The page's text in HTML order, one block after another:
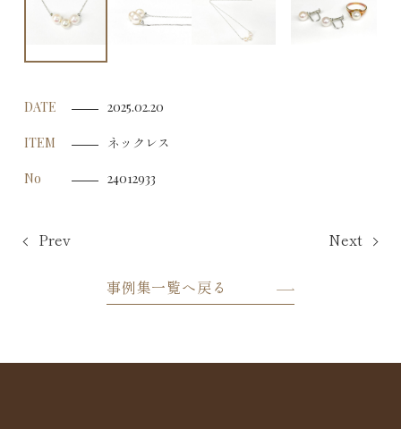
DATE 2025.02.20
ITEM ネックレス
No 24012933
Prev Next
事例集一覧へ戻る